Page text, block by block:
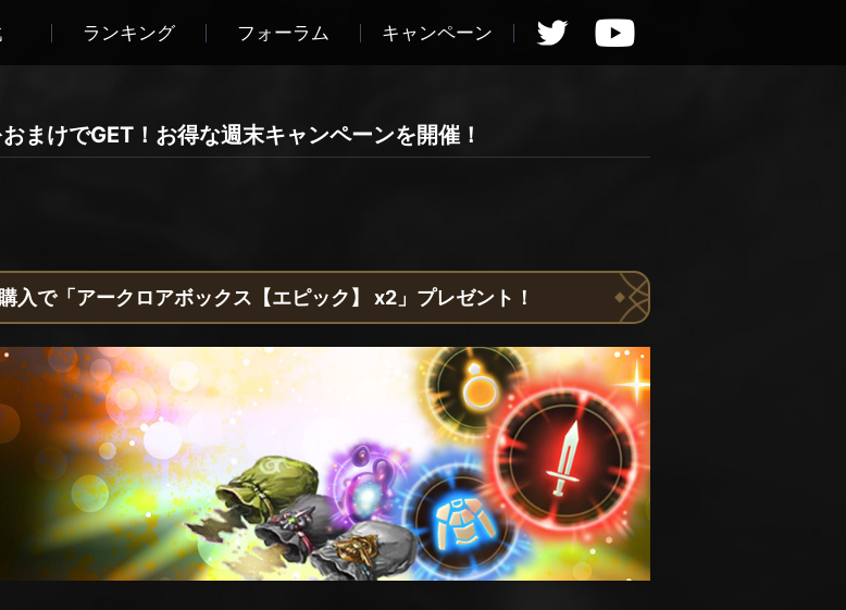
ランキング フォーラム キャンペーン
まけでGET！お得な週末キャンペーンを開催！
で「アークロアボックス【エピック】 x2」プレゼント！